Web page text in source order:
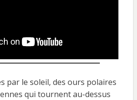
par le soleil, des ours polaires
qui tournent au-dessus